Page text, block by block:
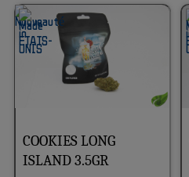
COOKIES LONG
ISLAND 3.5GR